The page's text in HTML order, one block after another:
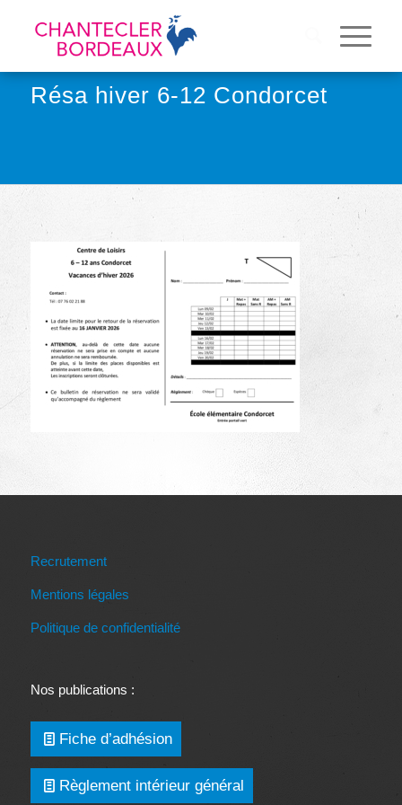
Résa hiver 6-12 Condorcet
Recrutement
Mentions légales
Politique de confidentialité
Nos publications :
Fiche d’adhésion
Règlement intérieur général